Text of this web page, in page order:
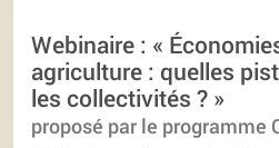
Webinaire : «
agriculture : quelles
les collectivités ? »
proposé par le programme